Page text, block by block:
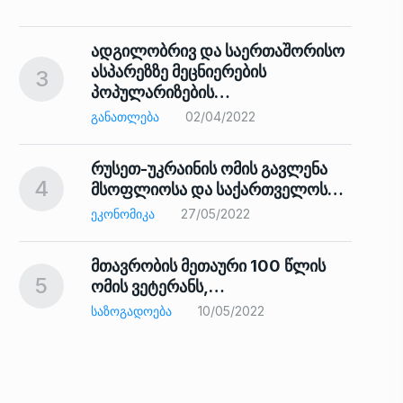
3
ადგილობრივ და საერთაშორისო
ასპარეზზე მეცნიერების
პოპულარიზების…
ᲒᲐᲜᲐᲗᲚᲔᲑᲐ 02/04/2022
4
რუსეთ-უკრაინის ომის გავლენა
მსოფლიოსა და საქართველოს…
ᲔᲙᲝᲜᲝᲛᲘᲙᲐ 27/05/2022
5
მთავრობის მეთაური 100 წლის
ომის ვეტერანს,…
ᲡᲐᲖᲝᲒᲐᲓᲝᲔᲑᲐ 10/05/2022